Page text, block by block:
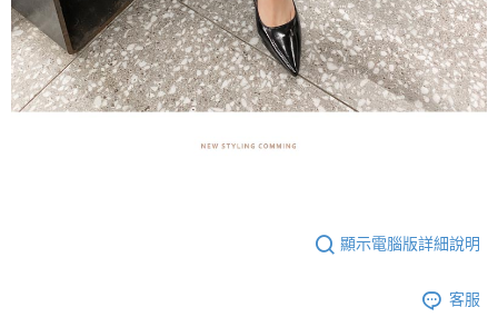
顯示電腦版詳細說明
客服